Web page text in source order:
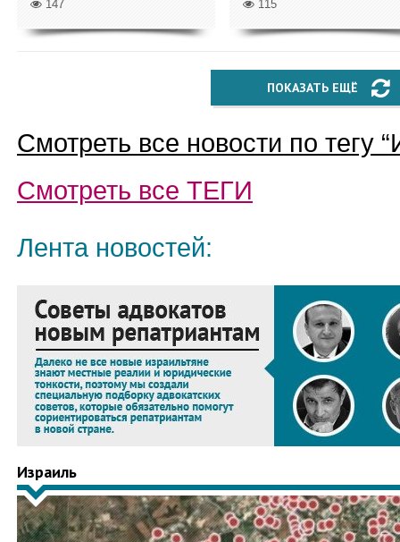
147 115
ПОКАЗАТЬ ЕЩЁ
Смотреть все новости по тегу “
Смотреть все ТЕГИ
Лента новостей:
Израиль